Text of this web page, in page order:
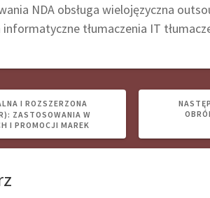
NDA obsługa wielojęzyczna
informatyczne tłumaczenia IT
I ROZSZERZONA
ZASTOSOWANIA W
I PROMOCJI MAREK